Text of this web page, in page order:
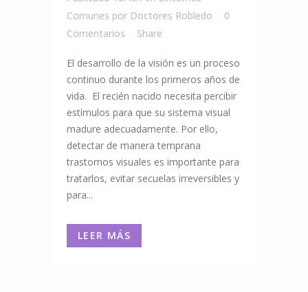
Comunes por Doctores Robledo
0
Comentarios
Share
El desarrollo de la visión es un proceso
continuo durante los primeros años de
vida. El recién nacido necesita percibir
estímulos para que su sistema visual
madure adecuadamente. Por ello,
detectar de manera temprana
trastornos visuales es importante para
tratarlos, evitar secuelas irreversibles y
para...
LEER MÁS